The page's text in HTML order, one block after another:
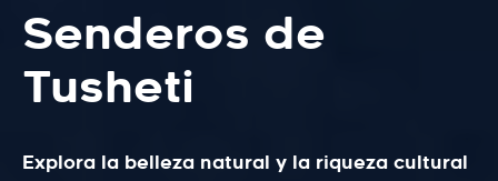
Senderos de
Tusheti
Explora la belleza natural y la riqueza cultural